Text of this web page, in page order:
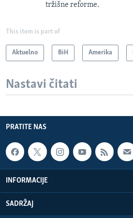
tržišne reforme.
This item is part of
Aktuelno BiH Amerika
Nastavi čitati
PRATITE NAS
INFORMACIJE
SADRŽAJ